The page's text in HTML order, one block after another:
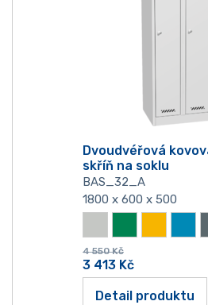
Dvoudvéřová
skříň na soklu
BAS_32_A
1800 x 600 x 500
4 550 Kč
3 413 Kč
Detail produktu